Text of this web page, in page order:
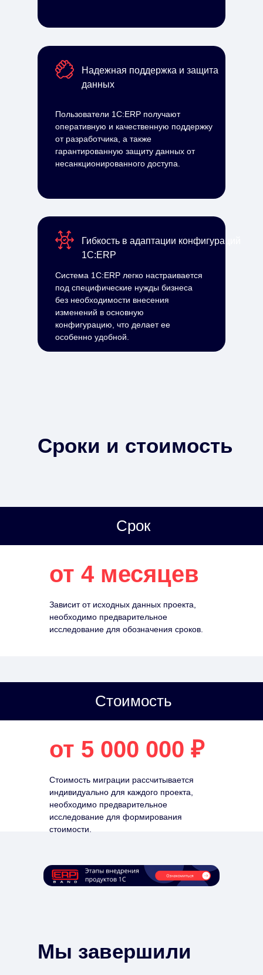
Гибкость в адаптации конфигураций
1С:ERP
Система 1С:ERP легко настраивается
под специфические нужды бизнеса
без необходимости внесения
изменений в основную
конфигурацию, что делает ее
особенно удобной.
Надежная поддержка и защита
данных
Пользователи 1С:ERP получают
оперативную и качественную поддержку
от разработчика, а также
гарантированную защиту данных от
несанкционированного доступа.
Сроки и стоимость
Срок
от 4 месяцев
Зависит от исходных данных проекта,
необходимо предварительное
исследование для обозначения сроков.
Стоимость
от 5 000 000 ₽
Стоимость миграции рассчитывается
индивидуально для каждого проекта,
необходимо предварительное
исследование для формирования
стоимости.
Мы завершили